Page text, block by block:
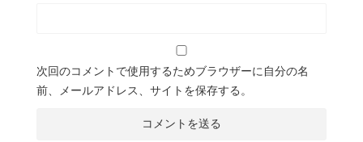
次回のコメントで使用するためブラウザーに自分の名
前、メールアドレス、サイトを保存する。